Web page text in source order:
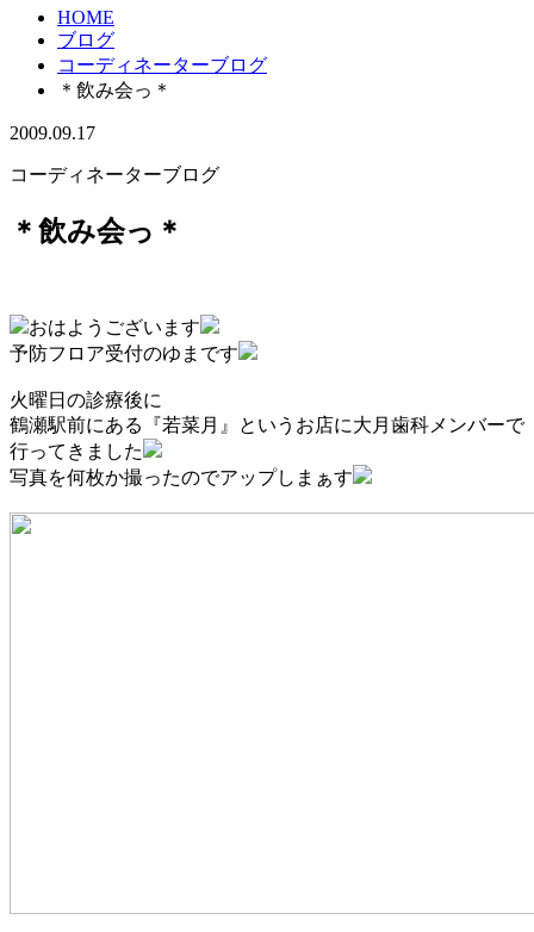
HOME
ブログ
コーディネーターブログ
＊飲み会っ＊
2009.09.17
コーディネーターブログ
＊飲み会っ＊
おはようございます
予防フロア受付のゆまです
火曜日の診療後に
鶴瀬駅前にある『若菜月』というお店に大月歯科メンバーで
行ってきました
写真を何枚か撮ったのでアップしまぁす